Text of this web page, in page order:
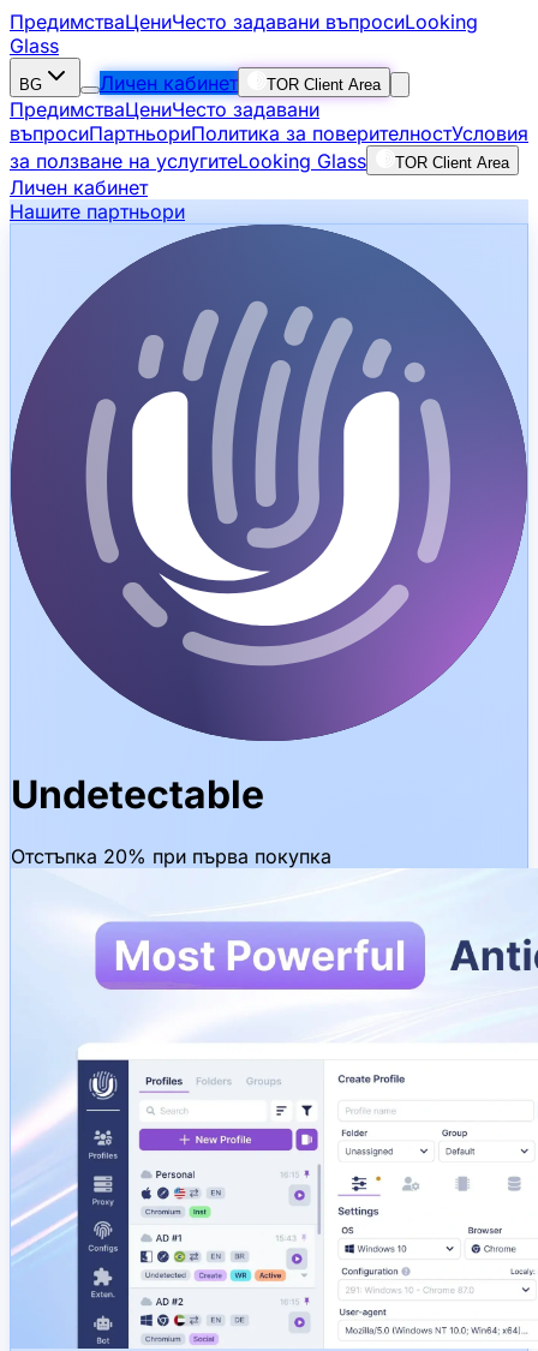
ПредимстваЦениЧесто задавани въпросиLooking
Glass
BG Личен кабинет TOR Client Area
ПредимстваЦениЧесто задавани
въпросиПартньориПолитика за поверителностУсловия
за ползване на услугитеLooking Glass TOR Client Area
Личен кабинет
Нашите партньори
Undetectable
Отстъпка 20% при първа покупка